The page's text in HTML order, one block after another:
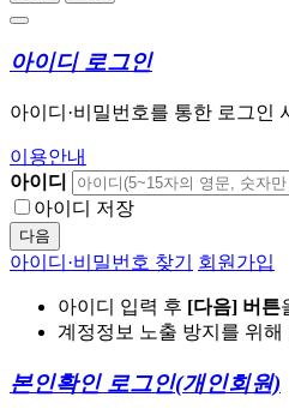
아이디 로그인
아이디·비밀번호를 통한 로그인
이용안내
아이디
아이디 저장
다음
아이디·비밀번호 찾기 회원가입
아이디 입력 후 [다음] 버튼
계정정보 노출 방지를 위
본인확인 로그인(개인회원)